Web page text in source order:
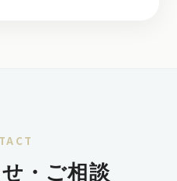
・ご相談